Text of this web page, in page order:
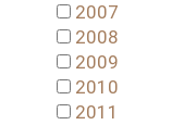
2007
2008
2009
2010
2011